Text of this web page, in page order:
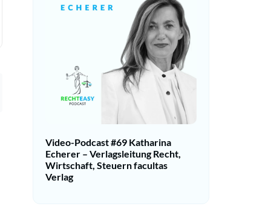
Video-Podcast #69 Katharina
Echerer – Verlagsleitung Recht,
Wirtschaft, Steuern facultas
Verlag